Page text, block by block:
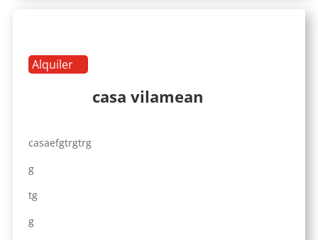
Alquiler
casa vilamean
casaefgtrgtrg
g
tg
g